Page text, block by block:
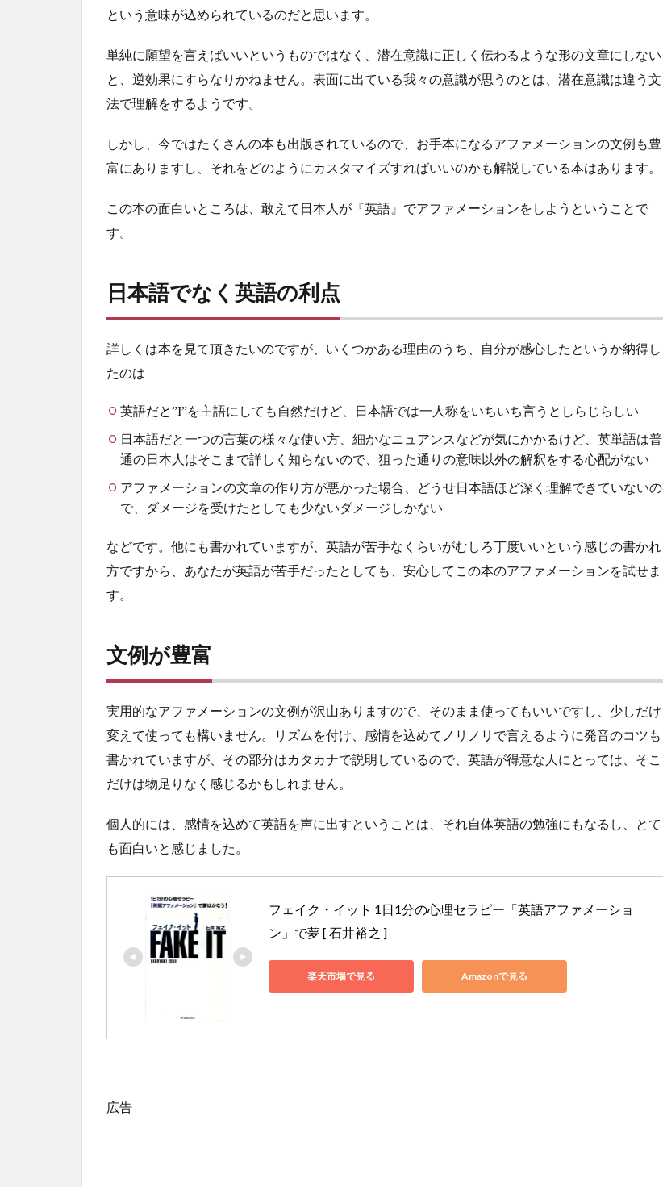
本
な
語
利
点
文
が
という意味が込められているのだと思います。
単純に願望を言えばいいというものではなく、潜在意識に正しく伝わるような形の文章にしない
と、逆効果にすらなりかねません。表面に出ている我々の意識が思うのとは、潜在意識は違う文
法で理解をするようです。
しかし、今ではたくさんの本も出版されているので、お手本になるアファメーションの文例も豊
富にありますし、それをどのようにカスタマイズすればいいのかも解説している本はあります。
この本の面白いところは、敢えて日本人が『英語』でアファメーションをしようということで
す。
日本語でなく英語の利点
詳しくは本を見て頂きたいのですが、いくつかある理由のうち、自分が感心したというか納得し
たのは
英語だと”I”を主語にしても自然だけど、日本語では一人称をいちいち言うとしらじらしい
日本語だと一つの言葉の様々な使い方、細かなニュアンスなどが気にかかるけど、英単語は普
通の日本人はそこまで詳しく知らないので、狙った通りの意味以外の解釈をする心配がない
アファメーションの文章の作り方が悪かった場合、どうせ日本語ほど深く理解できていないの
で、ダメージを受けたとしても少ないダメージしかない
などです。他にも書かれていますが、英語が苦手なくらいがむしろ丁度いいという感じの書かれ
方ですから、あなたが英語が苦手だったとしても、安心してこの本のアファメーションを試せま
す。
文例が豊富
実用的なアファメーションの文例が沢山ありますので、そのまま使ってもいいですし、少しだけ
変えて使っても構いません。リズムを付け、感情を込めてノリノリで言えるように発音のコツも
書かれていますが、その部分はカタカナで説明しているので、英語が得意な人にとっては、そこ
だけは物足りなく感じるかもしれません。
個人的には、感情を込めて英語を声に出すということは、それ自体英語の勉強にもなるし、とて
も面白いと感じました。
フェイク・イット 1日1分の心理セラピー「英語アファメーショ
ン」で夢 [ 石井裕之 ]
楽天市場で見る Amazonで見る
広告